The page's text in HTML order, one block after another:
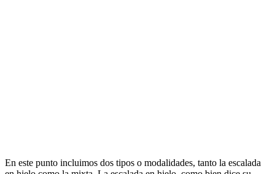
En este punto incluimos dos tipos o modalidades, tanto la escalada